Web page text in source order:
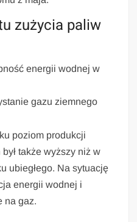
zużycia paliw
energii wodnej w
gazu ziemnego
poziom produkcji
także wyższy niż w
ubiegłego. Na sytuację
energii wodnej i
na gaz.